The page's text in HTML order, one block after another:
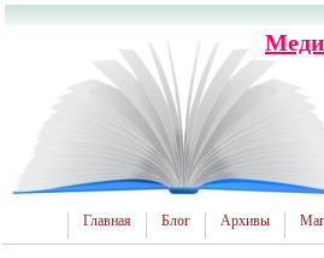
Главная Блог Архивы